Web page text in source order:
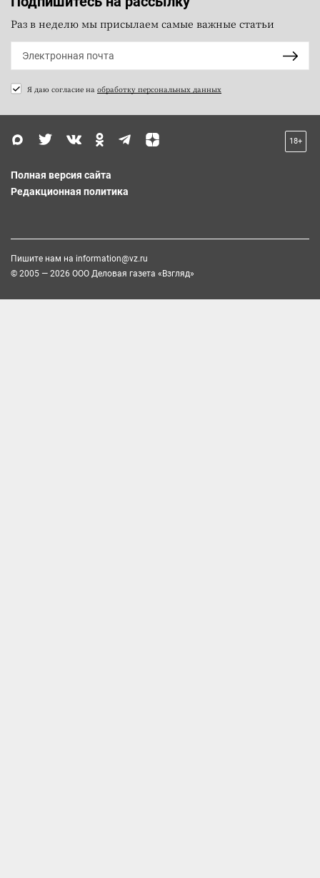
Раз в неделю мы присылаем самые важные статьи
Я даю согласие на обработку персональных данных
18+
Полная версия сайта
Редакционная политика
Пишите нам на information@vz.ru
© 2005 — 2026 ООО Деловая газета «Взгляд»